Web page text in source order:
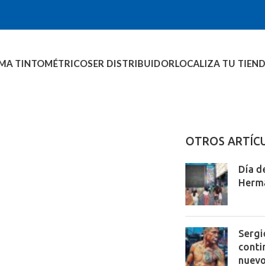
TINTOMÉTRICOSER DISTRIBUIDORLOCALIZA TU
OTROS
Día